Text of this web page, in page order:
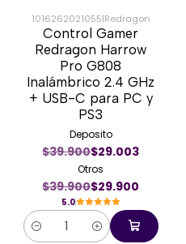
-25%
1016262021055|Redragon
Control Gamer
Redragon Harrow
Pro G808
Inalámbrico 2.4 GHz
+ USB-C para PC y
PS3
Deposito
$39.900$29.003
Otros
$39.900$29.900
5.0
Cantidad